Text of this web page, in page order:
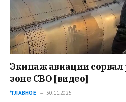
Экипаж авиации
зоне СВО [видео]
*ГЛАВНОЕ 30.11.2025